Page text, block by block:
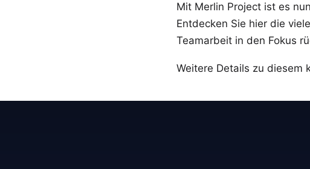
Mit Merlin Project ist es
Entdecken Sie hier die
Teamarbeit in den Fokus
Weitere Details zu diesem